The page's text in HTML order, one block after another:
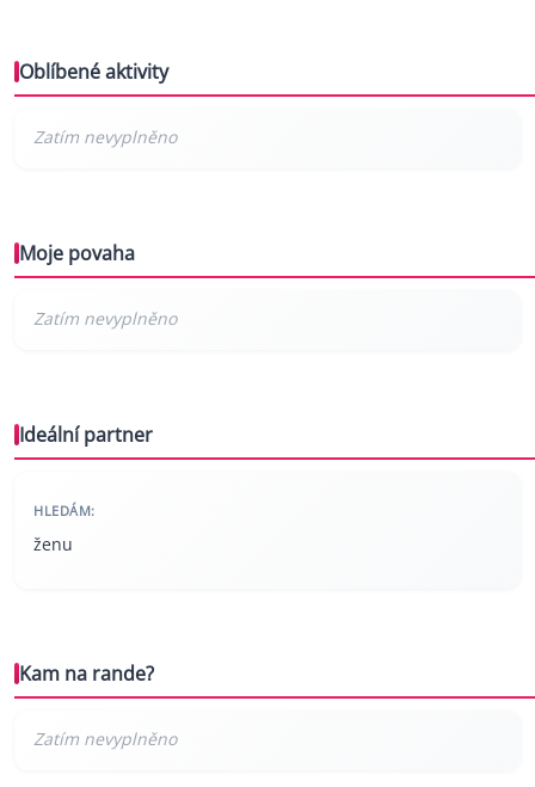
Oblíbené aktivity
Moje povaha
Ideální partner
HLEDÁM:
ženu
Kam na rande?